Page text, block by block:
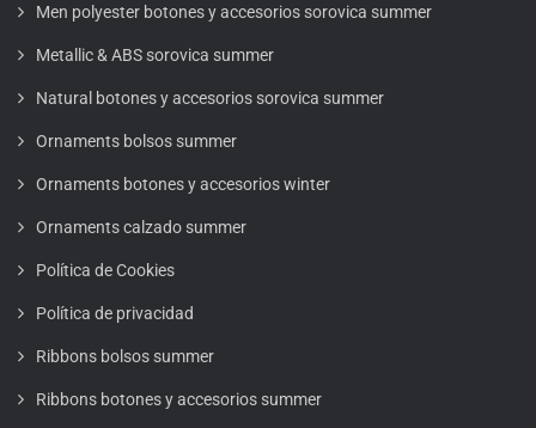
Men polyester botones y accesorios sorovica summer
Metallic & ABS sorovica summer
Natural botones y accesorios sorovica summer
Ornaments bolsos summer
Ornaments botones y accesorios winter
Ornaments calzado summer
Política de Cookies
Política de privacidad
Ribbons bolsos summer
Ribbons botones y accesorios summer